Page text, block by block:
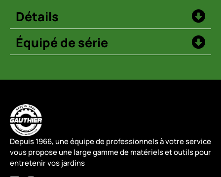
Détails
Équipé de série
Depuis 1966, une équipe de professionnels à votre service
vous propose une large gamme de matériels et outils pour
entretenir vos jardins